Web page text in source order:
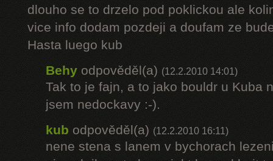
dlouho se to drzelo pod poklickou ale
vice info dodam pozdeji a doufam ze
Hasta luego kub
Behy odpověděl(a) (12.2.2010 14:01)
Tak to je fajn, a to jako bouldr u Kuba
jsem nedockavy :-).
kubodpověděl(a) (12.2.2010 16:11)
nene stena s lanem v bychorach